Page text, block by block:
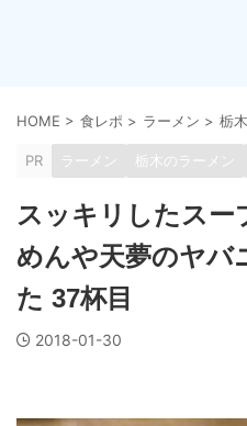
HOME > 食レポ > ラーメン > 栃
PR ラーメン 栃木のラーメン
スッキリしたスー
めんや天夢のヤバ
た 37杯目
2018-01-30